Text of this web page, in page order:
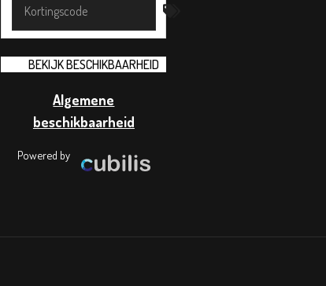
Algemene
beschikbaarheid
Powered by